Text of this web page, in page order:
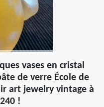
vases en cristal
de verre École de
art jewelry vintage à
!